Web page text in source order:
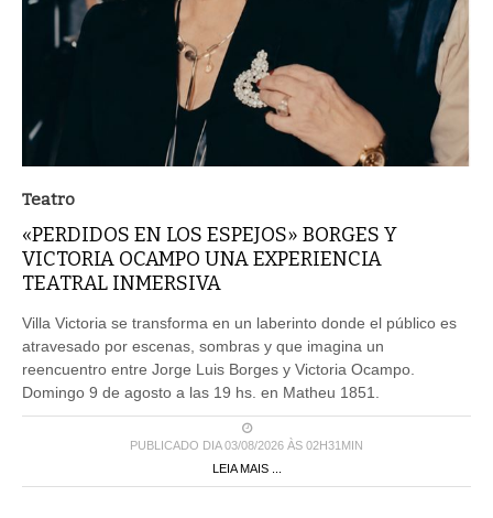
Teatro
«PERDIDOS EN LOS ESPEJOS» BORGES Y
VICTORIA OCAMPO UNA EXPERIENCIA
TEATRAL INMERSIVA
Villa Victoria se transforma en un laberinto donde el público es
atravesado por escenas, sombras y que imagina un
reencuentro entre Jorge Luis Borges y Victoria Ocampo.
Domingo 9 de agosto a las 19 hs. en Matheu 1851.
PUBLICADO DIA 03/08/2026 ÀS 02H31MIN
LEIA MAIS ...